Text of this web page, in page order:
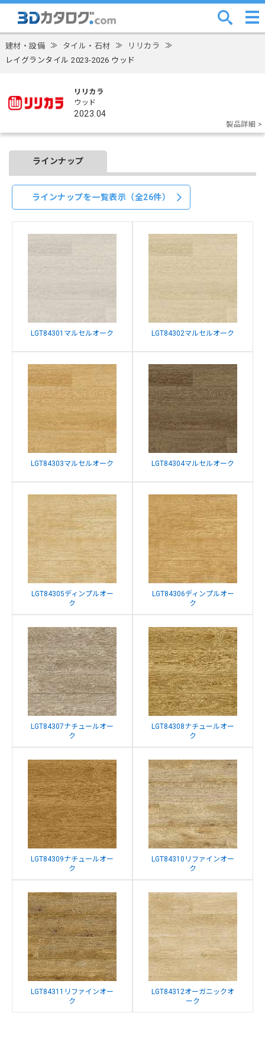
建材・設備 ≫ タイル・石材 ≫ リリカラ ≫
レイグランタイル 2023-2026 ウッド
リリカラ
ウッド
2023.04
製品詳細 >
ラインナップ
ラインナップを一覧表示（全26件）
LGT84301マルセルオーク LGT84302マルセルオーク
LGT84303マルセルオーク LGT84304マルセルオーク
LGT84305ディンプルオー
ク
LGT84306ディンプルオー
ク
LGT84307ナチュールオー
ク
LGT84308ナチュールオー
ク
LGT84309ナチュールオー
ク
LGT84310リファインオー
ク
LGT84311リファインオー
ク
LGT84312オーガニックオ
ーク